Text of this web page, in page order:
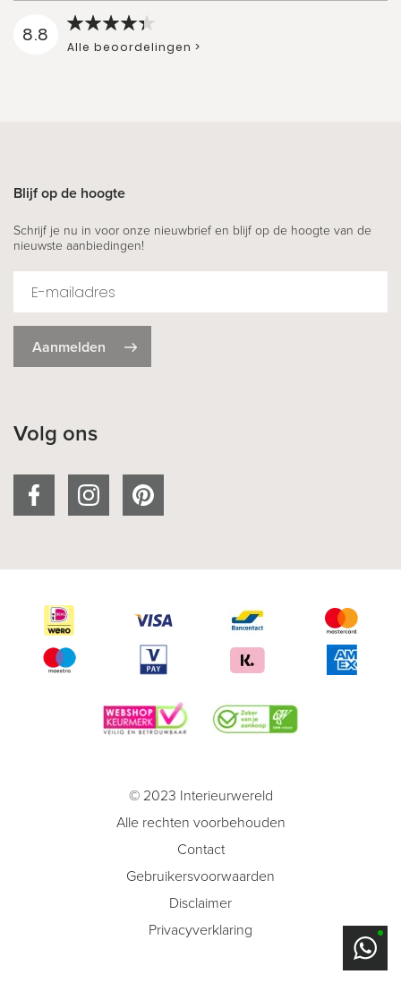
8.8
Alle beoordelingen >
Blijf op de hoogte
Schrijf je nu in voor onze nieuwbrief en blijf op de hoogte van de
nieuwste aanbiedingen!
Aanmelden
Volg ons
© 2023 Interieurwereld
Alle rechten voorbehouden
Contact
Gebruikersvoorwaarden
Disclaimer
Privacyverklaring